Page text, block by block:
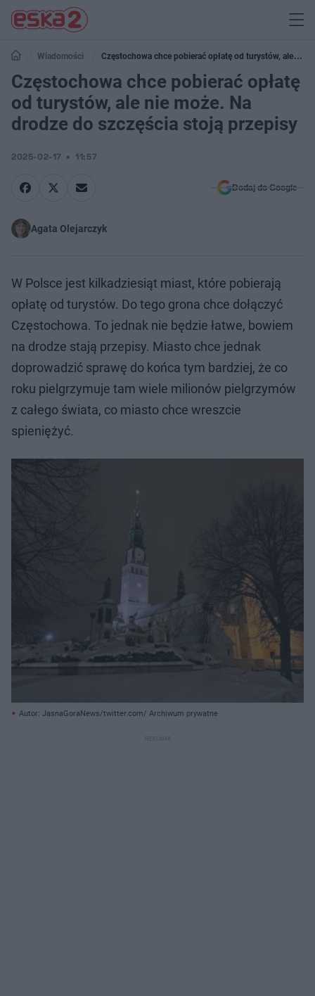
Wiadomości
Częstochowa chce pobierać opłatę od turystów, ale nie
może. Na drodze do szczęścia stoją przepisy
Częstochowa chce pobierać opłatę
od turystów, ale nie może. Na
drodze do szczęścia stoją przepisy
2025-02-17 11:57
Dodaj do Google
Agata Olejarczyk
W Polsce jest kilkadziesiąt miast, które pobierają
opłatę od turystów. Do tego grona chce dołączyć
Częstochowa. To jednak nie będzie łatwe, bowiem
na drodze stają przepisy. Miasto chce jednak
doprowadzić sprawę do końca tym bardziej, że co
roku pielgrzymuje tam wiele milionów pielgrzymów
z całego świata, co miasto chce wreszcie
spieniężyć.
Autor: JasnaGoraNews/twitter.com/ Archiwum prywatne